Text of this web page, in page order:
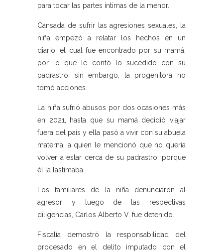
para tocar las partes íntimas de la menor.
Cansada de sufrir las agresiones sexuales, la
niña empezó a relatar los hechos en un
diario, el cual fue encontrado por su mamá,
por lo que le contó lo sucedido con su
padrastro; sin embargo, la progenitora no
tomó acciones.
La niña sufrió abusos por dos ocasiones más
en 2021, hasta que su mamá decidió viajar
fuera del país y ella pasó a vivir con su abuela
materna, a quien le mencionó que no quería
volver a estar cerca de su padrastro, porque
él la lastimaba.
Los familiares de la niña denunciaron al
agresor y luego de las respectivas
diligencias, Carlos Alberto V. fue detenido.
Fiscalía demostró la responsabilidad del
procesado en el delito imputado con el